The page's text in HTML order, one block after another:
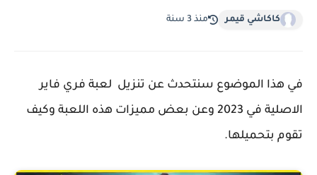
كاكاشي قيمر منذ 3 سنة
في هذا الموضوع سنتحدث عن تنزيل لعبة فري فاير
الاصلية في 2023 وعن بعض مميزات هذه اللعبة وكيف
تقوم بتحميلها.